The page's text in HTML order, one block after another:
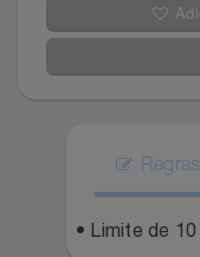
Celulares E
Cosméticos
Electrolux
Extra
• Limite de